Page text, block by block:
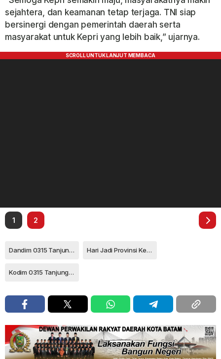
sejahtera, dan keamanan tetap terjaga. TNI siap
bersinergi dengan pemerintah daerah serta
masyarakat untuk Kepri yang lebih baik,” ujarnya.
1 2
Dandim 0315 Tanjungpinang Hari Jadi Provinsi Kepri
Kodim 0315 Tanjungpinang